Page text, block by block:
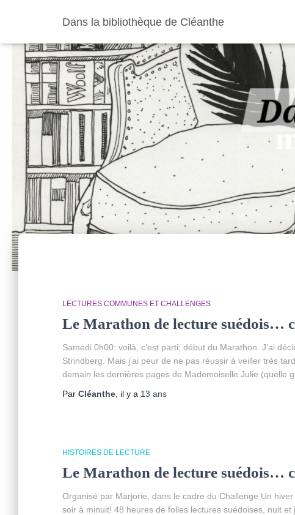
Dans la bibliothèque de Cléanthe
LECTURES COMMUNES ET CHALLENGES
Le Marathon de lecture suédois…
Samedi 0h00: voilà, c’est parti; début du Marathon. J’ai
Strindberg. Mais j’ai peur de ne pas réussir à veiller très
demain les dernières pages de Mademoiselle Julie (quelle
Par Cléanthe , il y a 13 ans
HISTOIRES DE LECTURE
Le Marathon de lecture suédois…
Organisé par Marjorie, dans le cadre du Challenge Un
soir à minuit! 48 heures de folles lectures suédoises, nuit